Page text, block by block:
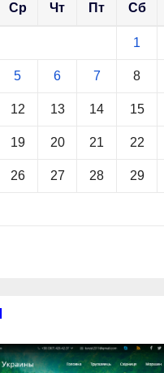
Ср Чт Пт Сб
1
5 6 7 8
12 13 14 15
19 20 21 22
26 27 28 29